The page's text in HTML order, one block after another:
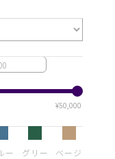
¥50,000
ー
グリー
ベージ